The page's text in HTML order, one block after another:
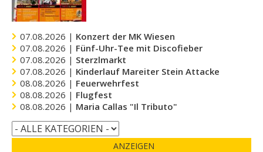
07.08.2026 | Konzert der MK Wiesen
07.08.2026 | Fünf-Uhr-Tee mit Discofieber
07.08.2026 | Sterzlmarkt
07.08.2026 | Kinderlauf Mareiter Stein Attacke
08.08.2026 | Feuerwehrfest
08.08.2026 | Flugfest
08.08.2026 | Maria Callas "Il Tributo"
ANZEIGEN